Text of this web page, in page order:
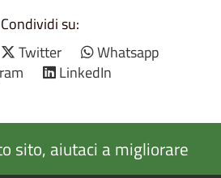
Condividi su:
Twitter
Whatsapp
LinkedIn
sito, aiutaci a migliorare